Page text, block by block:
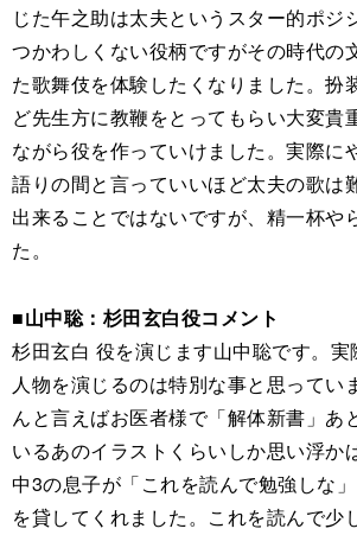
じた午之助は太夫というスター的ポジ
つかわしくない役柄ですがその時代の
た歌舞伎を体験したくなりました。扮
ど先生方に教鞭をとってもらい大変貴
ながら役を作っていけました。実際に
語りの間と言っていいほど太夫の歌は
出来ることではないですが、精一杯や
た。
■山中聡：杉田玄白役コメント
杉田玄白 役を演じます山中聡です。実
人物を演じるのは特別な事と思ってい
んと言えばお医者様で「解体新書」あ
いるあのイラストくらいしか思い浮か
中3の息子が「これを読んで勉強しな
を貸してくれました。これを読んで少